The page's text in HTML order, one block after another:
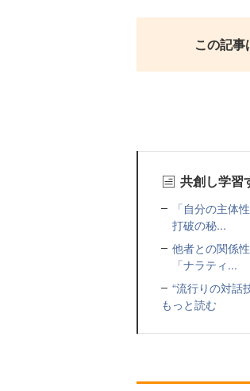
この記事
共創し学習
「自分の主体
打破の秘...
他者との関係
「ナラティ...
“流行りの対話
もっと読む